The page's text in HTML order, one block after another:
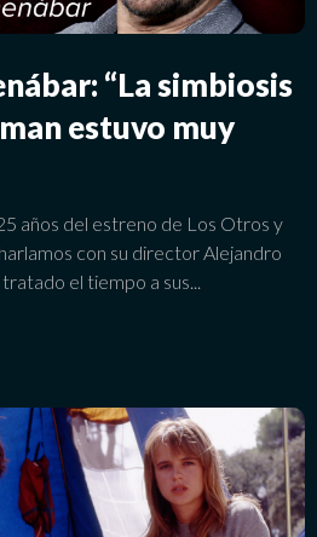
“La simbiosis
estuvo muy
años del estreno de Los Otros y
con su director Alejandro
el tiempo a sus